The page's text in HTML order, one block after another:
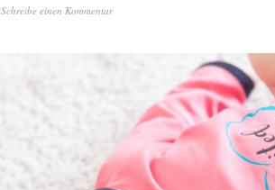
Schreibe einen Kommentar